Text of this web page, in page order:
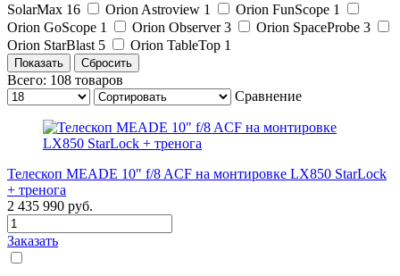
SolarMax 16 Orion Astroview 1 Orion FunScope 1
Orion GoScope 1 Orion Observer3 Orion SpaceProbe 3
Orion StarBlast 5 Orion TableTop 1
Всего: 108 товаров
Сравнение
Телескоп MEADE 10" f/8 ACF на монтировке LX850 StarLock
+ тренога
2 435 990 руб.
Заказать